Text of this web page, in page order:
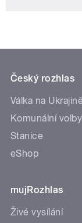
Český rozhlas
Válka na Ukrajině
Komunální volby
Stanice
eShop
mujRozhlas
Živé vysílání